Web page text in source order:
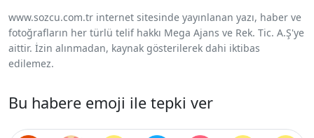
www.sozcu.com.tr internet sitesinde yayınlanan yazı, haber ve
fotoğrafların her türlü telif hakkı Mega Ajans ve Rek. Tic. A.Ş'ye
aittir. İzin alınmadan, kaynak gösterilerek dahi iktibas
edilemez.
Bu habere emoji ile tepki ver